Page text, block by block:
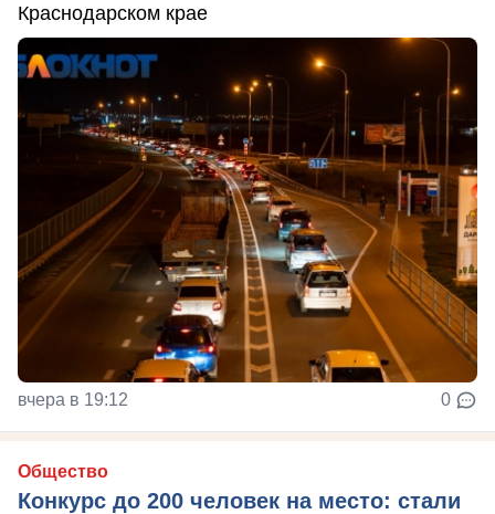
Краснодарском крае
вчера в 19:12 0
Общество
Конкурс до 200 человек на место: стали